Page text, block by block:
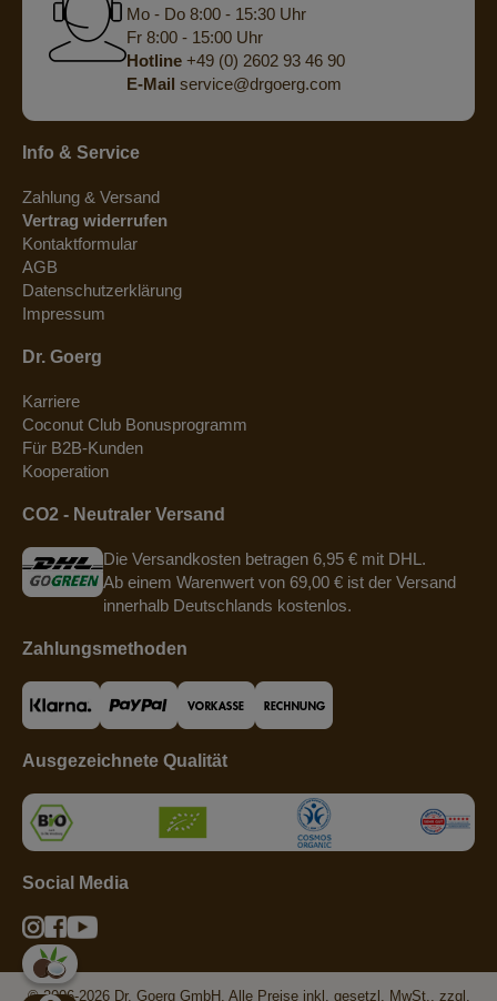
Mo - Do 8:00 - 15:30 Uhr
Fr 8:00 - 15:00 Uhr
Hotline+49 (0) 2602 93 46 90
E-Mail service@drgoerg.com
Info & Service
Zahlung & Versand
Vertrag widerrufen
Kontaktformular
AGB
Datenschutzerklärung
Impressum
Dr. Goerg
Karriere
Coconut Club Bonusprogramm
Für B2B-Kunden
Kooperation
CO2 - Neutraler Versand
Die Versandkosten betragen 6,95 € mit DHL.
Ab einem Warenwert von 69,00 € ist der Versand
innerhalb Deutschlands kostenlos.
Zahlungsmethoden
Ausgezeichnete Qualität
Social Media
© 2006-2026 Dr. Goerg GmbH. Alle Preise inkl. gesetzl. MwSt., zzgl.